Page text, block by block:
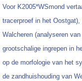
Voor K2005*WSmond
tracerproef in het
Walcheren (analyseren
grootschalige ingrepen in
op de morfologie van het
de zandhuishouding van